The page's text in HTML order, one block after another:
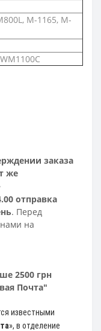
M-1165, M-
заказа
же
отправка
. Перед
на
2500 грн
Почта"
известными
», в отделение